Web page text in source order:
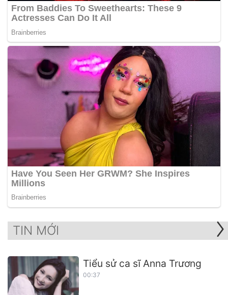
TIN MỚI
Tiểu sử ca sĩ Anna Trương
00:37